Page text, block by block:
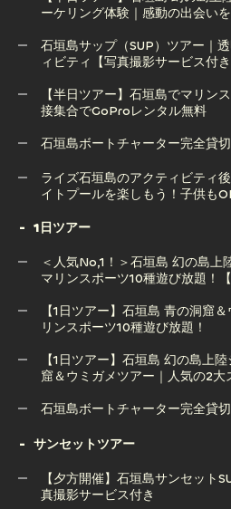
幻の島上陸のみツアー！ドロー
ーケリング体験｜感動の出会い
【半日ツアー】石垣島 幻の島上
石垣島サップ（SUP）ツアー｜
ィビティ【写真撮影サービス付き
石垣島サップ（SUP）ツアー｜
【半日ツアー】石垣島でマリン
接集合でGoProレンタル無料
接集合でGoProレンタル無料
石垣島ボートチャーター完全貸
石垣島ボートチャーター完全貸
ライズ石垣島のアクティビティ
イトプールを楽しもう！子供も
イトプールを楽しもう！子供も
1日ツアー
＜人気No,1！＞石垣島 幻の島上
マリンスポーツ10種遊び放題！
＜人気No,1！＞石垣島 幻の島上
【1日ツアー】石垣島 青の洞窟
リンスポーツ10種遊び放題！
【1日ツアー】石垣島 青の洞窟＆
【1日ツアー】石垣島 幻の島上
窟＆ウミガメツアー｜人気の2大
窟＆ウミガメツアー｜人気の2大
石垣島ボートチャーター完全貸
石垣島ボートチャーター完全貸
サンセットツアー
【夕方開催】石垣島サンセット
真撮影サービス付き